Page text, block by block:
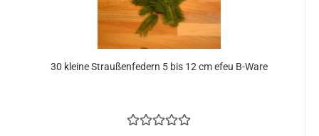
30 kleine Straußenfedern 5 bis 12 cm efeu B-Ware